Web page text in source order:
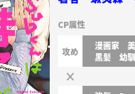
CP属性
攻め 漫画家
黒髪
幼